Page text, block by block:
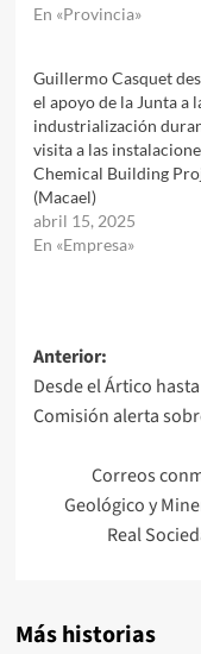
En «Provincia»
Guillermo Casquet
el apoyo de la Junta a
industrialización
visita a las
Chemical Building
(Macael)
abril 15, 2025
En «Empresa»
Navegación
de
entradas
Anterior:
Desde el Ártico
Comisión alerta
Correos
Geológico y
Real
Más historias